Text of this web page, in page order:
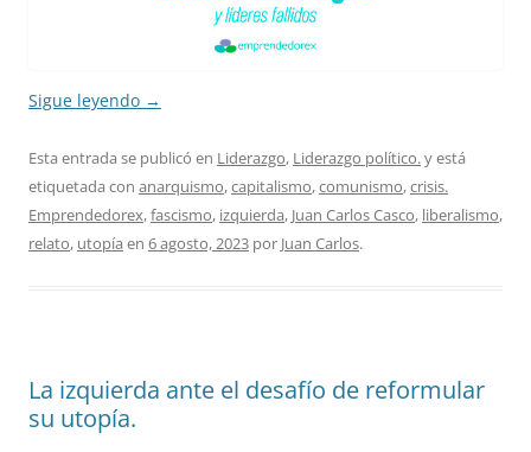
Sigue leyendo →
Esta entrada se publicó en Liderazgo, Liderazgo político.y está
etiquetada con anarquismo,capitalismo,comunismo,crisis.
Emprendedorex,fascismo, izquierda, Juan Carlos Casco, liberalismo,
relato, utopía en 6 agosto, 2023 por Juan Carlos.
La izquierda ante el desafío de reformular
su utopía.